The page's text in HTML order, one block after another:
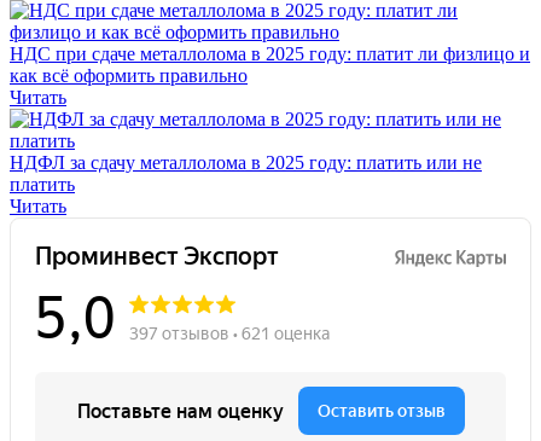
НДС при сдаче металлолома в 2025 году: платит ли физлицо и
как всё оформить правильно
Читать
НДФЛ за сдачу металлолома в 2025 году: платить или не
платить
Читать